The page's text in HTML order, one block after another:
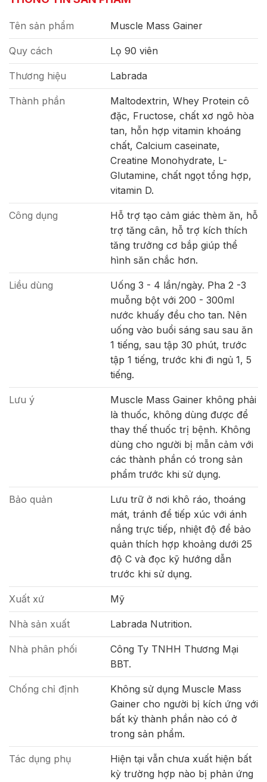
Tên sản phẩm Muscle Mass Gainer
Quy cách Lọ 90 viên
Thương hiệu Labrada
Thành phần
Maltodextrin, Whey Protein cô
đặc, Fructose, chất xơ ngô hòa
tan, hỗn hợp vitamin khoáng
chất, Calcium caseinate,
Creatine Monohydrate, L-
Glutamine, chất ngọt tổng hợp,
vitamin D.
Công dụng
Hỗ trợ tạo cảm giác thèm ăn, hỗ
trợ tăng cân, hỗ trợ kích thích
tăng trưởng cơ bắp giúp thể
hình săn chắc hơn.
Liều dùng
Uống 3 - 4 lần/ngày. Pha 2 -3
muỗng bột với 200 - 300ml
nước khuấy đều cho tan. Nên
uống vào buổi sáng sau sau ăn
1 tiếng, sau tập 30 phút, trước
tập 1 tiếng, trước khi đi ngủ 1, 5
tiếng.
Lưu ý
Muscle Mass Gainer không phải
là thuốc, không dùng được để
thay thế thuốc trị bệnh. Không
dùng cho người bị mẫn cảm với
các thành phần có trong sản
phẩm trước khi sử dụng.
Bảo quản
Lưu trữ ở nơi khô ráo, thoáng
mát, tránh để tiếp xúc với ánh
nắng trực tiếp, nhiệt độ để bảo
quản thích hợp khoảng dưới 25
độ C và đọc kỹ hướng dẫn
trước khi sử dụng.
Xuất xứ Mỹ
Nhà sản xuất Labrada Nutrition.
Nhà phân phối
Công Ty TNHH Thương Mại
BBT.
Chống chỉ định
Không sử dụng Muscle Mass
Gainer cho người bị kích ứng với
bất kỳ thành phần nào có ở
trong sản phẩm.
Tác dụng phụ
Hiện tại vẫn chưa xuất hiện bất
kỳ trường hợp nào bị phản ứng